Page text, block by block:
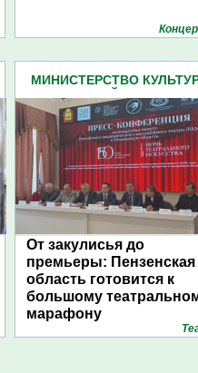
МИНИСТЕРСТВО
От закулисья до
премьеры: Пензенская
область готовится к
большому
марафону